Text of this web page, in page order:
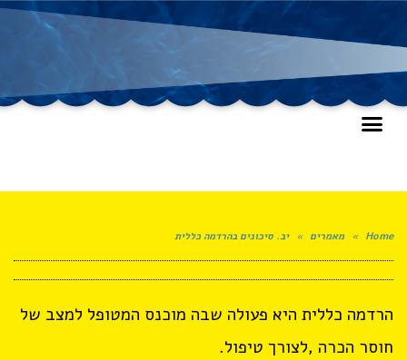
Home
» מאמרים » יב. סיכונים בהרדמה כללית
הרדמה כללית היא פעולה שבה מוכנס המטופל למצב של
חוסר הכרה ,לצורך טיפול.